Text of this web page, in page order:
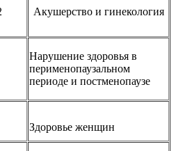
Акушерство и гинекология
Нарушение здоровья в
перименопаузальном
периоде и постменопаузе
Здоровье женщин